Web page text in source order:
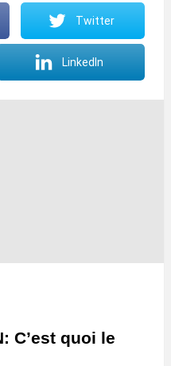
Twitter
LinkedIn
C’est quoi le